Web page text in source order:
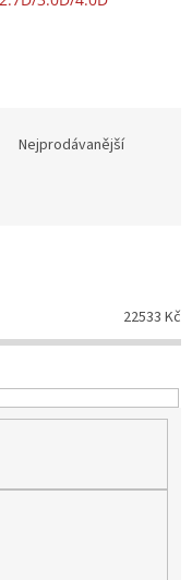
Nejprodávanější
22533 Kč